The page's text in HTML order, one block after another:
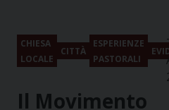
CHIESA
LOCALE
CITTÀ
ESPERIENZE
PASTORALI
Il Movimento